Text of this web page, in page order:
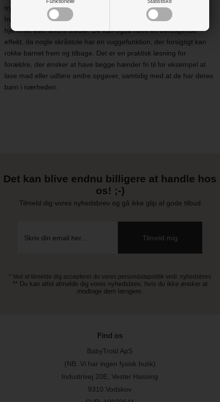
trygge og afslappede. Skråstole er ofte lette og transportable,
hvilket gør det nemt for forældre at have barnet med rundt i
hjemmet eller andre steder. De kan også have en beroligende
effekt, da nogle skråstole har en vuggefunktion, der forsigtigt kan
rokke barnet frem og tilbage. Det er en praktisk løsning for
forældre, der ønsker at have begge hænder fri til for eksempel at
lave mad eller udføre andre opgaver, samtidig med at de har deres
barn i nærheden.
Det kan blive endnu billigere at handle hos
os! ;-)
Tilmeld dig vores nyhedsbrev og gå ikke glip af gode tilbud
* Ved at tilmelde dig accepterer du vores persondatapolitik vedr. nyhedsbrev
** Du kan altid afmelde dig vores nyhedsbrev, hvis du ikke ønsker at
modtage dem længere.
Find os
BabyTrold ApS
(NB. Vi har ingen fysisk butik)
Industrivej 20E, Vester Hassing
9310 Vodskov